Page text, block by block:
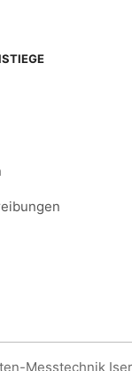
Messtechnik